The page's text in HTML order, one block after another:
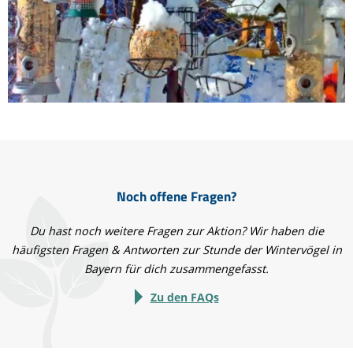
Noch offene Fragen?
Du hast noch weitere Fragen zur Aktion? Wir haben die
häufigsten Fragen & Antworten zur Stunde der Wintervögel in
Bayern für dich zusammengefasst.
Zu den FAQs